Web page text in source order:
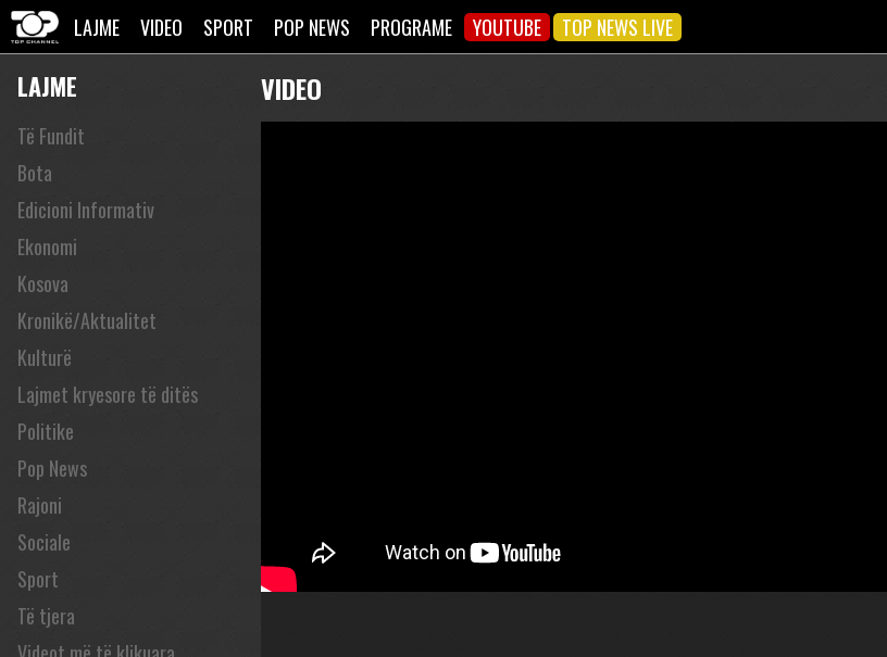
LAJME VIDEO SPORT POP NEWS PROGRAME YOUTUBE TOP NEWS LIVE
LAJME
Të Fundit
Bota
Edicioni Informativ
Ekonomi
Kosova
Kronikë/Aktualitet
Kulturë
Lajmet kryesore të ditës
Politike
Pop News
Rajoni
Sociale
Sport
Të tjera
VIDEO